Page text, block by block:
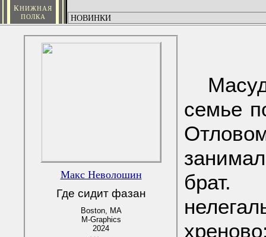
КНИЖНАЯ
ПОЛКА
Макс Неволошин
Где сидит фазан
Boston, MA
M-Graphics
2024
семье
брат.